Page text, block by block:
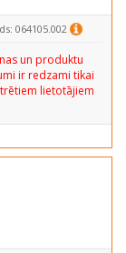
064105.002
un produktu
ir redzami tikai
lietotājiem